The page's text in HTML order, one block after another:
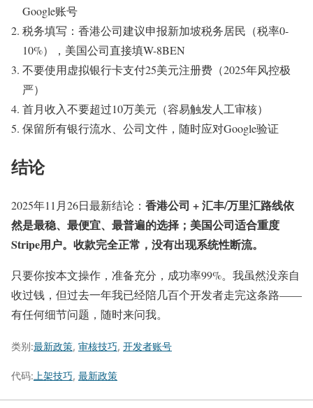
Google账号
税务填写：香港公司建议申报新加坡税务居民（税率0-
10%），美国公司直接填W-8BEN
不要使用虚拟银行卡支付25美元注册费（2025年风控极
严）
首月收入不要超过10万美元（容易触发人工审核）
保留所有银行流水、公司文件，随时应对Google验证
结论
2025年11月26日最新结论： 香港公司 + 汇丰/万里汇路线依
然是最稳、最便宜、最普遍的选择；美国公司适合重度
Stripe用户。收款完全正常，没有出现系统性断流。
只要你按本文操作，准备充分，成功率99%。我虽然没亲自
收过钱，但过去一年我已经陪几百个开发者走完这条路——
有任何细节问题，随时来问我。
类别:最新政策, 审核技巧, 开发者账号
代码: 上架技巧, 最新政策